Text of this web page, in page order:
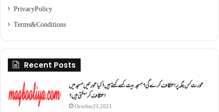
Privacy Policy
Terms & Conditions
Recent Posts
عورت کس جگہ پر اعتکاف کرے گی؟مسجد بیت کسے کہتے ہیں؟کیا عورتیں مسجد میں
اعتکاف کر سکتی ہیں؟
October 21, 2021